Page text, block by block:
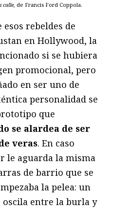
calle, de Francis Ford Coppola.
rebeldes de
en Hollywood, la
si se hubiera
promocional, pero
en ser uno de
personalidad se
que
se alardea de ser
veras. En caso
le aguarda la misma
de barrio que se
la pelea: un
oscila entre la burla y